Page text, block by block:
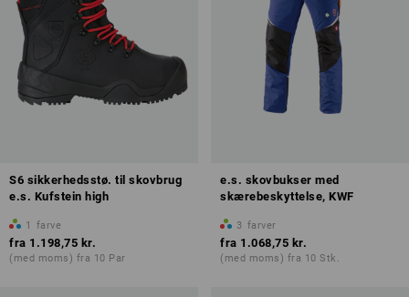
S6 sikkerhedsstø. til skovbrug
e.s. Kufstein high
1 farve
fra 1.198,75 kr.
(med moms) fra 10 Par
e.s. skovbukser med
skærebeskyttelse, KWF
3 farver
fra 1.068,75 kr.
(med moms) fra 10 Stk.